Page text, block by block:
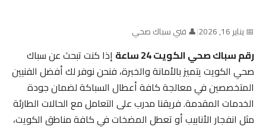
📅 يناير 16, 2026 |👤 فني سباك صحي
رقم سباك صحي الكويت 24 ساعة
إذا كنت تبحث عن سباك
صحي الكويت يتميز بالأمانة والخبرة، فنحن نوفر لك أفضل الفنيين
المتخصصين في معالجة كافة أعطال السباكة لضمان جودة
الخدمات المقدمة. فريقنا مدرب على التعامل مع الحالات الطارئة
مثل انفجار الأنابيب أو تعطل المضخات في كافة مناطق الكويت،